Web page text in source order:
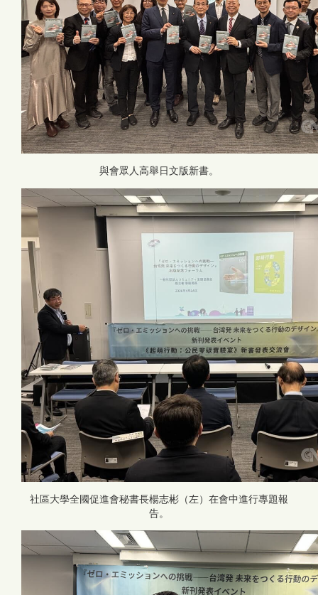
與會眾人高舉日文版新書。
社區大學全國促進會秘書長楊志彬（左）在會中進行專題報
告。